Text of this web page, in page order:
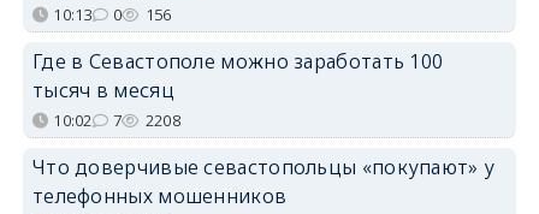
10:13 0 156
Где в Севастополе можно заработать 100
тысяч в месяц
10:02 7 2208
Что доверчивые севастопольцы «покупают» у
телефонных мошенников